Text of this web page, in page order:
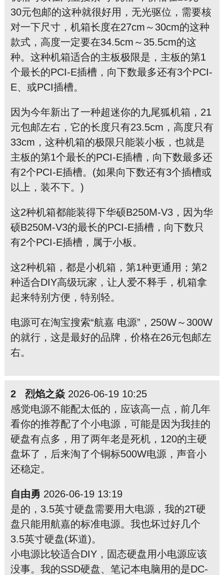
30元包邮的这种就很好用，无光驱位，需要核
对一下尺寸，机箱长度在27cm～30cm的这种
款式，高度一定要在34.5cm～35.5cm的这
种。这种机箱适合的主板极限是，主板的第1
个最长的PCI-E插槽，向下数最多还有3个PCI-
E、或PCI插槽。
因为今年新出了一种超迷你的九尾狐机箱，21
元包邮左右，它的长度只有23.5cm，高度只有
33cm，这种机箱的极限只能装小板，也就是
主板的第1个最长的PCI-E插槽，向下数最多还
有2个PCI-E插槽。(如果向下数还有3个插槽或
以上，装不下。)
这2种机箱都能装得下华硕B250M-V3，因为华
硕B250M-V3的最长的PCI-E插槽，向下数只
有2个PCI-E插槽，属于小板。
这2种机箱，都是小机箱，第1种更通用；第2
种适合DIY高级玩家，让人爱不释手，机箱拿
起来特别方便，特别轻。
电源可在淘宝搜索“航嘉 电源”，250W～300W
的就行，这是最好的品牌，价格在26元包邮左
右。
2 烈焰之焱2026-06-19 10:25
感觉电源不能配太低的，应该高一点，前几年
看你的推荐配了个小电源，可能是因为我挂的
硬盘有点多，用了两年老是死机，120的主硬
盘坏了，后来淘了个铜标500W电源，声音小
还稳定。
自由勇 2026-06-19 13:19
是的，3.5英寸硬盘需要用大电源，我的2T硬
盘只能用航嘉的标准电源。我也坏过好几个
3.5英寸硬盘(坏道)。
小电源比较适合DIY，固态硬盘用小电源应该
没事。我的SSD硬盘、笔记本电脑用的是DC-